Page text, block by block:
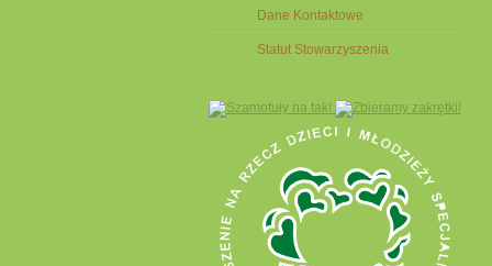
Dane Kontaktowe
Statut Stowarzyszenia